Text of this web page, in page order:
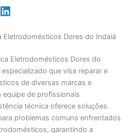
Eletrodomésticos Dores do Indaiá
Eletrodomésticos Dores do
que visa reparar e
de diversas marcas e
equipe de profissionais
técnica oferece soluções
problemas comuns enfrentados
garantindo a